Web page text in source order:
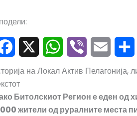
X
a
b
E
a
a
на Локал Актив Пелагонија,
Битолскиот Регион е еден од
жители од руралните места